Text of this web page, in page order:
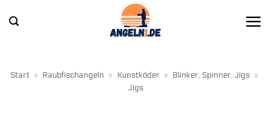
Inhalt
Start » Raubfischangeln » Kunstköder » Blinker, Spinner, Jigs »
Jigs